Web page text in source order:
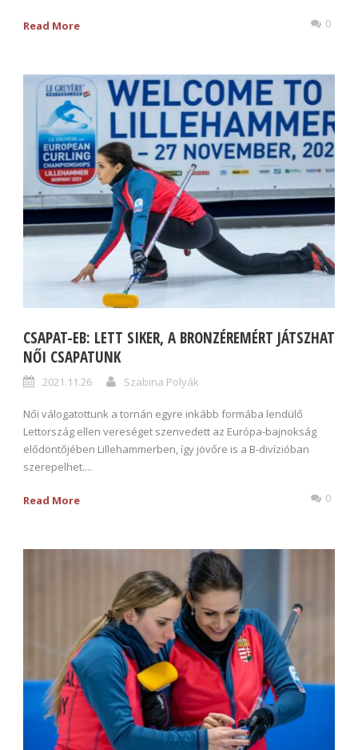
Read More 0
CSAPAT-EB: LETT SIKER, A BRONZÉREMÉRT JÁTSZHAT
NŐI CSAPATUNK
2021.11.26 Szabina Polyák
Női válogatottunk a tornán egyre inkább formába lendülő
Lettország ellen vereséget szenvedett az Európa-bajnokság
elődöntőjében Lillehammerben, így jövőre is a B-divízióban
szerepelhet....
Read More 0